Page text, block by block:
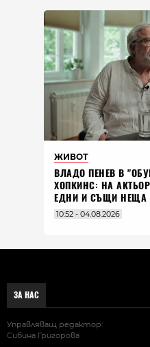
ЖИВОТ
ВЛАДO ПЕНЕВ В
ХОПКИНС: НА
ЕДНИ И СЪЩИ НЕЩА
10:52 - 04.08.2026
ЗА НАС
Управляващ редактор:
Сибина Григорова